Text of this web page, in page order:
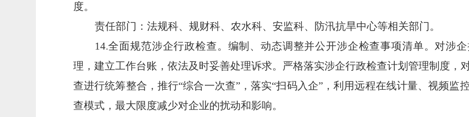
度。
责任部门：法规科、规财科、农水科、安监科、防汛抗旱中心等相关部门。
14.全面规范涉企行政检查。编制、动态调整并公开涉企检查事项清单。对涉
理，建立工作台账，依法及时妥善处理诉求。严格落实涉企行政检查计划管理制度，
查进行统筹整合，推行“综合一次查”，落实“扫码入企”，利用远程在线计量、视频监
查模式，最大限度减少对企业的扰动和影响。